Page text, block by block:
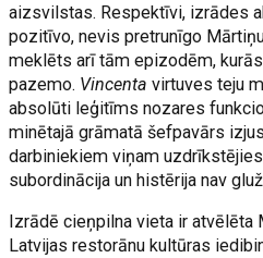
aizsvilstas. Respektīvi, izrādes
pozitīvo, nevis pretrunīgo
meklēts arī tām epizodēm,
pazemo. Vincentavirtuves teju
absolūti leģitīms nozares
minētajā grāmatā šefpavārs
darbiniekiem viņam
subordinācija un histērija nav
Izrādē cieņpilna vieta ir atvēlēta
Latvijas restorānu kultūras